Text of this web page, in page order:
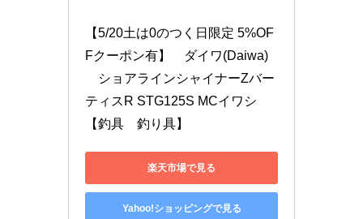
【5/20土は0のつく日限定 5%OF
Fクーポン有】　ダイワ(Daiwa)
ショアラインシャイナーZバー
ティスR STG125S MCイワシ
【釣具　釣り具】
楽天市場で見る
Yahoo!ショッピングで見る